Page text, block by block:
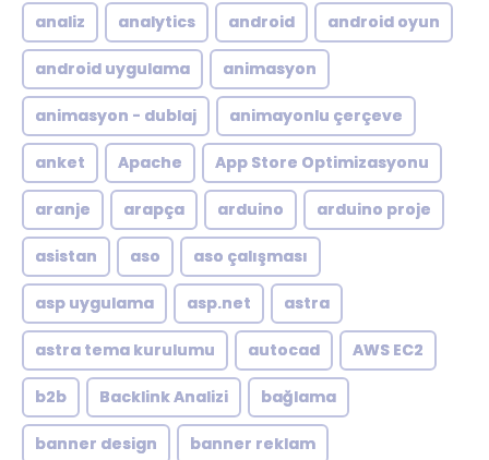
analiz analytics android android oyun
android uygulama animasyon
animasyon - dublaj animayonlu çerçeve
anket Apache App Store Optimizasyonu
aranje arapça arduino arduino proje
asistan aso aso çalışması
asp uygulama asp.net astra
astra tema kurulumu autocad AWS EC2
b2b Backlink Analizi bağlama
banner design banner reklam